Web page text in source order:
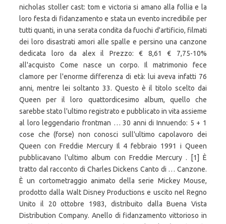
nicholas stoller cast: tom e victoria si amano alla follia e la
loro festa di fidanzamento e stata un evento incredibile per
tutti quanti, in una serata condita da fuochi d'artificio, filmati
dei loro disastrati amori alle spalle e persino una canzone
dedicata loro da alex il Prezzo: € 8,61 € 7,75-10%
all'acquisto Come nasce un corpo. Il matrimonio fece
clamore per l'enorme differenza di età: lui aveva infatti 76
anni, mentre lei soltanto 33. Questo è il titolo scelto dai
Queen per il loro quattordicesimo album, quello che
sarebbe stato l'ultimo registrato e pubblicato in vita assieme
al loro leggendario frontman … 30 anni di Innuendo: 5 + 1
cose che (forse) non conosci sull'ultimo capolavoro dei
Queen con Freddie Mercury Il 4 febbraio 1991 i Queen
pubblicavano l'ultimo album con Freddie Mercury . [1] È
tratto dal racconto di Charles Dickens Canto di … Canzone.
È un cortometraggio animato della serie Mickey Mouse,
prodotto dalla Walt Disney Productions e uscito nel Regno
Unito il 20 ottobre 1983, distribuito dalla Buena Vista
Distribution Company. Anello di fidanzamento vittorioso in